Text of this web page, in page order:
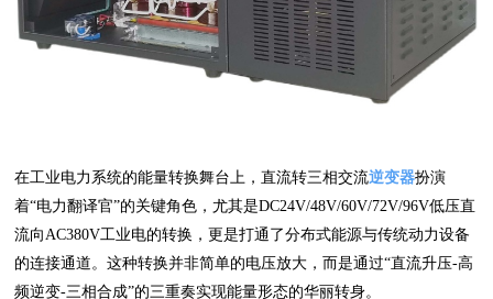
在工业电力系统的能量转换舞台上，直流转三相交流逆变器扮演
着“电力翻译官”的关键角色，尤其是DC24V/48V/60V/72V/96V低压直
流向AC380V工业电的转换，更是打通了分布式能源与传统动力设备
的连接通道。这种转换并非简单的电压放大，而是通过“直流升压-高
频逆变-三相合成”的三重奏实现能量形态的华丽转身。